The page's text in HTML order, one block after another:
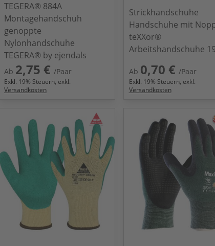
TEGERA® 884A
Montagehandschuh
genoppte
Nylonhandschuhe
TEGERA® by ejendals
Ab 2,75 € /Paar
Exkl. 19% Steuern, exkl.
Versandkosten
Strickhandschuhe
Handschuhe mit
teXXor®
Arbeitshandschuhe
Ab 0,70 € /Paar
Exkl. 19% Steuern, exkl.
Versandkosten